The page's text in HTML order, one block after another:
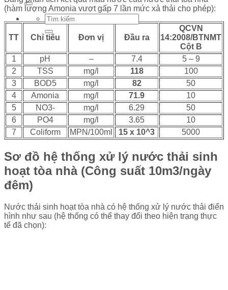
(hàm lượng Amonia vượt gấp 7 lần mức xả thải cho phép):
TT Chỉ tiêu Đơn vị Đầu ra
QCVN
14:2008/BTNMT
Cột B
1
pH – 7.4
5 – 9
2
TSS mg/l 118
100
3
BOD5 mg/l 82
50
4
Amonia mg/l 71.9
10
5
NO3- mg/l 6.29
50
6
PO4 mg/l 3.65
10
7
Coliform MPN/100ml 15 x 10^3 5000
Sơ đồ hệ thống xử lý nước thải sinh
hoạt tòa nhà (Công suất 10m3/ngày
đêm)
Nước thải sinh hoạt tòa nhà có hệ thống xử lý nước thải điển
hình như sau (hệ thống có thể thay đổi theo hiện trạng thực
tế đã chọn):